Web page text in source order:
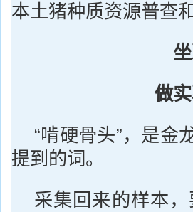
本土猪种质资源普查
做
“啃硬骨头”，是金
提到的词。
采集回来的样本